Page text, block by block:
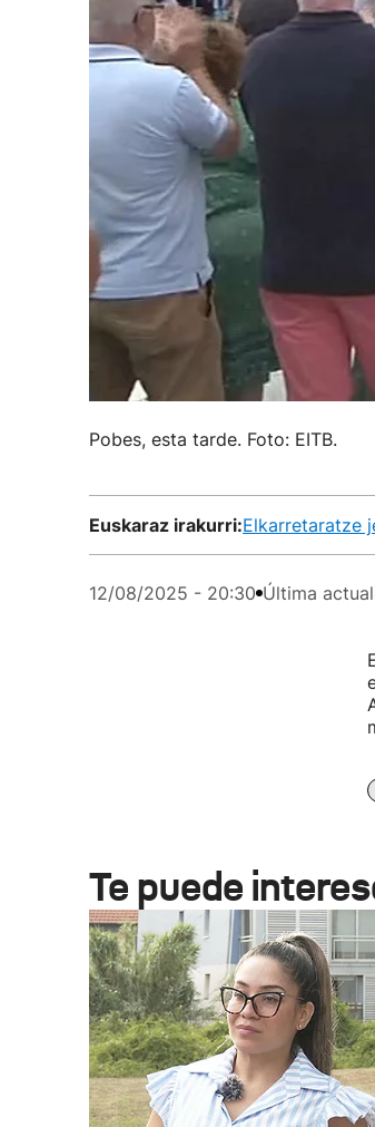
Pobes, esta tarde. Foto: EITB.
Euskaraz irakurri:Elkarretaratze
12/08/2025 - 20:30 Última
Te puede